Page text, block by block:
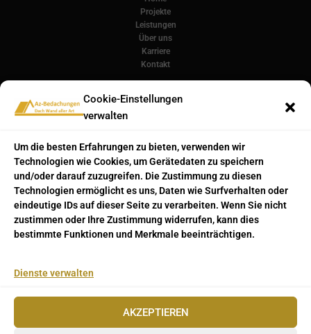
Cookie-Einstellungen
verwalten
Um die besten Erfahrungen zu bieten, verwenden wir
Technologien wie Cookies, um Gerätedaten zu speichern
und/oder darauf zuzugreifen. Die Zustimmung zu diesen
Technologien ermöglicht es uns, Daten wie Surfverhalten oder
eindeutige IDs auf dieser Seite zu verarbeiten. Wenn Sie nicht
zustimmen oder Ihre Zustimmung widerrufen, kann dies
bestimmte Funktionen und Merkmale beeinträchtigen.
Dienste verwalten
AKZEPTIEREN
Projekte
Leistungen
Über uns
Karriere
Kontakt
Deutschland
+49 152-310 953 66
az-bedachungen@mail.de
info@az-bedachungen.de
Rechtliches